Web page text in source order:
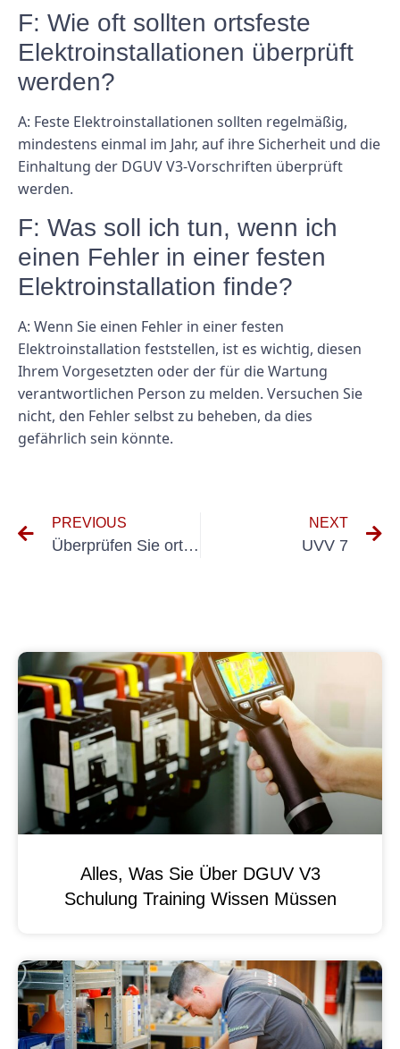
F: Wie oft sollten ortsfeste
Elektroinstallationen überprüft
werden?
A: Feste Elektroinstallationen sollten regelmäßig,
mindestens einmal im Jahr, auf ihre Sicherheit und die
Einhaltung der DGUV V3-Vorschriften überprüft
werden.
F: Was soll ich tun, wenn ich
einen Fehler in einer festen
Elektroinstallation finde?
A: Wenn Sie einen Fehler in einer festen
Elektroinstallation feststellen, ist es wichtig, diesen
Ihrem Vorgesetzten oder der für die Wartung
verantwortlichen Person zu melden. Versuchen Sie
nicht, den Fehler selbst zu beheben, da dies
gefährlich sein könnte.
PREVIOUS
Überprüfen Sie ortsveränderliche Geräte
NEXT
UVV 7
Alles, Was Sie Über DGUV V3
Schulung Training Wissen Müssen